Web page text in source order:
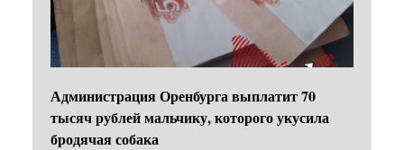
Администрация Оренбурга выплатит 70
тысяч рублей мальчику, которого укусила
бродячая собака